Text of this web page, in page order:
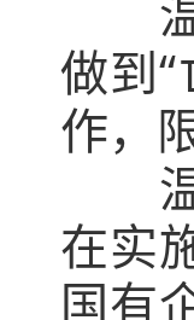
温
做到
作，
温
在实
国有